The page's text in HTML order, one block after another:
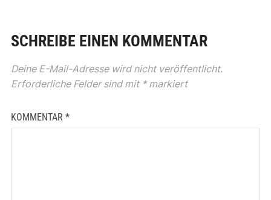
SCHREIBE EINEN KOMMENTAR
Deine E-Mail-Adresse wird nicht veröffentlicht.
Erforderliche Felder sind mit *markiert
KOMMENTAR *